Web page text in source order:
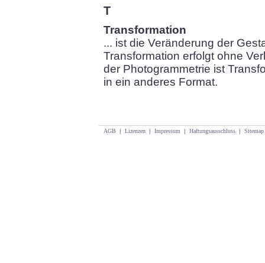
T
Transformation
... ist die Veränderung der
Transformation erfolgt ohne
der Photogrammetrie ist
in ein anderes Format.
AGB | Lizenzen | Impressum | Haftungsausschluss | Sitemap